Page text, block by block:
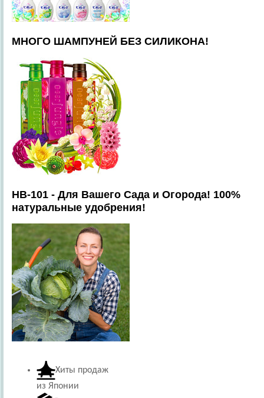
МНОГО ШАМПУНЕЙ БЕЗ СИЛИКОНА!
HB-101 - Для Вашего Сада и Огорода! 100%
натуральные удобрения!
Хиты продаж
из Японии